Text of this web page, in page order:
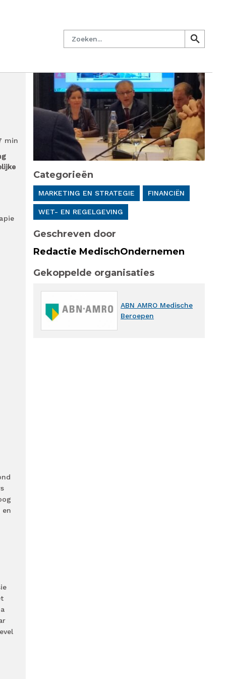
Zoeken
search
search
min
en
Categorieën
MARKETING EN STRATEGIE FINANCIËN
WET- EN REGELGEVING
Geschreven door
Redactie MedischOndernemen
Gekoppelde organisaties
ABN AMRO Medische
Beroepen